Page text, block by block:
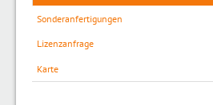
Sonderanfertigungen
Lizenzanfrage
Karte